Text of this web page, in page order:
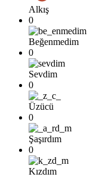
Alkış
0
Beğenmedim
0
Sevdim
0
Üzücü
0
Şaşırdım
0
Kızdım